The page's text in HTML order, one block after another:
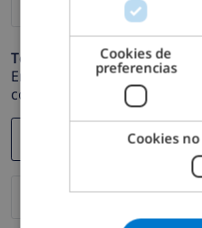
Teléfono *
En caso de que su
correctamente.
Cookies de
preferencias
Cookies